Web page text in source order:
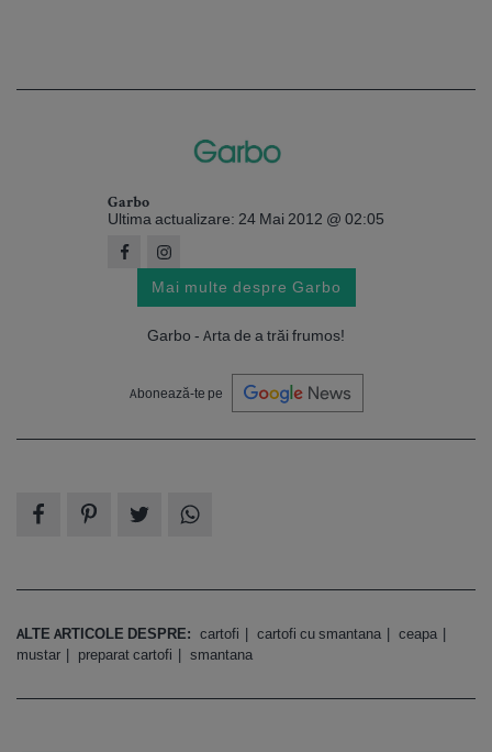
Garbo
Ultima actualizare: 24 Mai 2012 @ 02:05
Mai multe despre Garbo
Garbo - Arta de a trăi frumos!
Abonează-te pe
ALTE ARTICOLE DESPRE: cartofi cartofi cu smantana
ceapa
mustar
preparat cartofi smantana